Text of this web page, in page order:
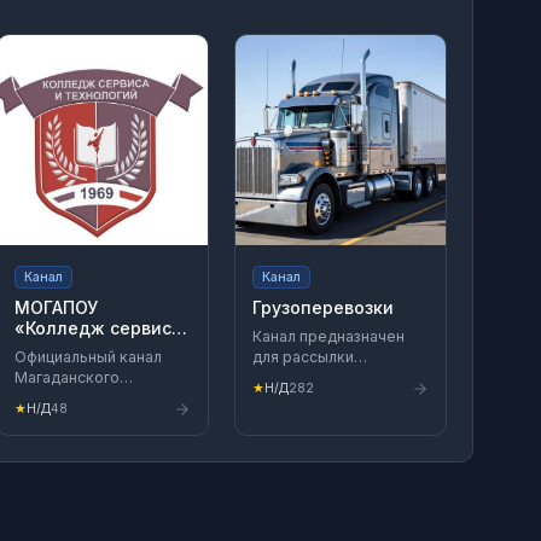
Канал
МОГАПОУ
«Колледж сервиса
и технологий»
Официальный канал
Магаданского
областного
государственного
автономного
профессионального
★Н/Д48
Канал
Грузоперевозки
Канал предназначен
для рассылки
актуальных грузов по
РФ.
★Н/Д282